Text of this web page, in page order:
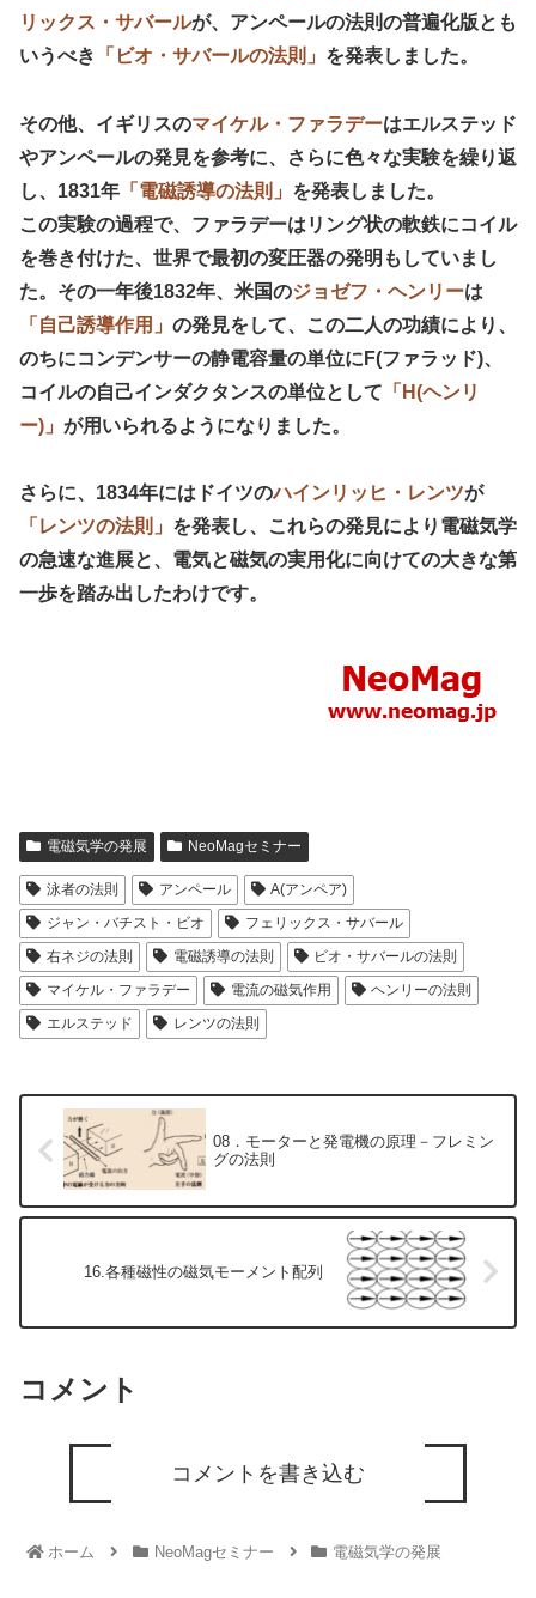
リックス・サバールが、アンペールの法則の普遍化版とも
いうべき
「ビオ・サバールの法則」 を発表しました。
その他、イギリスのマイケル・ファラデーはエルステッド
やアンペールの発見を参考に、さらに色々な実験を繰り返
し、1831年 「電磁誘導の法則」 を発表しました。
この実験の過程で、ファラデーはリング状の軟鉄にコイル
を巻き付けた、世界で最初の変圧器の発明もしていまし
た。その一年後1832年、米国のジョゼフ・ヘンリーは
「自己誘導作用」 の発見をして、この二人の功績により、
のちにコンデンサーの静電容量の単位にF(ファラッド)、
コイルの自己インダクタンスの単位として 「H(ヘンリ
ー)」 が用いられるようになりました。
さらに、1834年にはドイツのハインリッヒ・レンツが
「レンツの法則」 を発表し、これらの発見により電磁気学
の急速な進展と、電気と磁気の実用化に向けての大きな第
一歩を踏み出したわけです。
電磁気学の発展 NeoMagセミナー
泳者の法則 アンペール
A(アンペア)
ジャン・バチスト・ビオ
フェリックス・サバール
右ネジの法則
電磁誘導の法則
ビオ・サバールの法則
マイケル・ファラデー
電流の磁気作用
ヘンリーの法則
エルステッド
レンツの法則
08．モーターと発電機の原理－フレミン
グの法則
16.各種磁性の磁気モーメント配列
コメント
コメントを書き込む
ホーム NeoMagセミナー 電磁気学の発展